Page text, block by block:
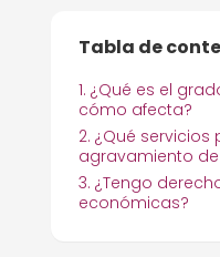
Tabla de
¿Qué es el
cómo afecta?
¿Qué servicios
agravamiento
¿Tengo
económicas?